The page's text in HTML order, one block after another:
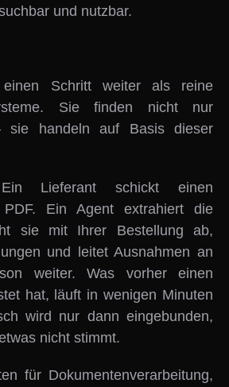
und nutzbar.
einen Schritt weiter als reine
Sie finden nicht nur
sie handeln auf Basis dieser
Lieferant schickt einen
PDF. Ein Agent extrahiert die
sie mit Ihrer Bestellung ab,
und leitet Ausnahmen an
weiter. Was vorher einen
hat, läuft in wenigen Minuten
wird nur dann eingebunden,
nicht stimmt.
für Dokumentenverarbeitung,